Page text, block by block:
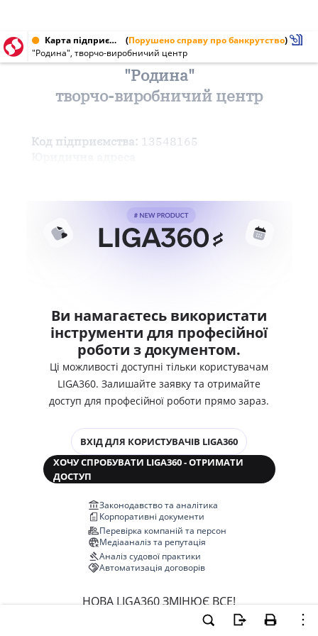
Карта підприємства від 15.10.1998 № 13548165 (Порушено справу про банкрутство)
"Родина", творчо-виробничий центр
"Родина"
творчо-виробничий центр
Код підприємства: 13548165
Ви намагаєтесь використати
інструменти для професійної
роботи з документом.
Ці можливості доступні тільки користувачам
LIGA360. Залишайте заявку та отримайте
доступ для професійної роботи прямо зараз.
ВХІД ДЛЯ КОРИСТУВАЧІВ LIGA360
ХОЧУ СПРОБУВАТИ LIGA360 - ОТРИМАТИ
ДОСТУП
Законодавство та аналітика
Корпоративні документи
Перевірка компаній та персон
Медіааналіз та репутація
Аналіз судової практики
Автоматизація договорів
НОВА LIGA360 ЗМІНЮЄ ВСЕ!